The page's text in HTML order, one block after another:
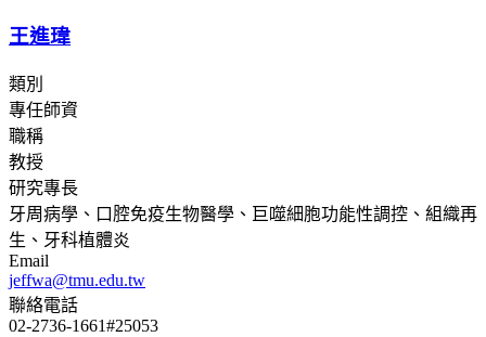
王進瑋
類別
專任師資
職稱
教授
研究專長
牙周病學、口腔免疫生物醫學、巨噬細胞功能性調控、組織再
生、牙科植體炎
Email
jeffwa@tmu.edu.tw
聯絡電話
02-2736-1661#25053